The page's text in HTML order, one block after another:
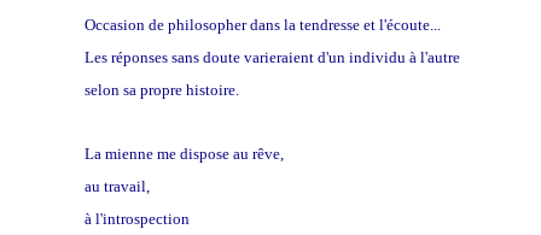
Occasion de philosopher dans la tendresse et l'écoute...
Les réponses sans doute varieraient d'un individu à l'autre
selon sa propre histoire.
La mienne me dispose au rêve,
au travail,
à l'introspection